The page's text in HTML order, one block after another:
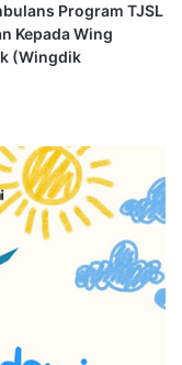
Program TJSL
Kepada Wing
(Wingdik